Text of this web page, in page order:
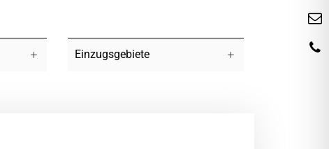
Einzugsgebiete